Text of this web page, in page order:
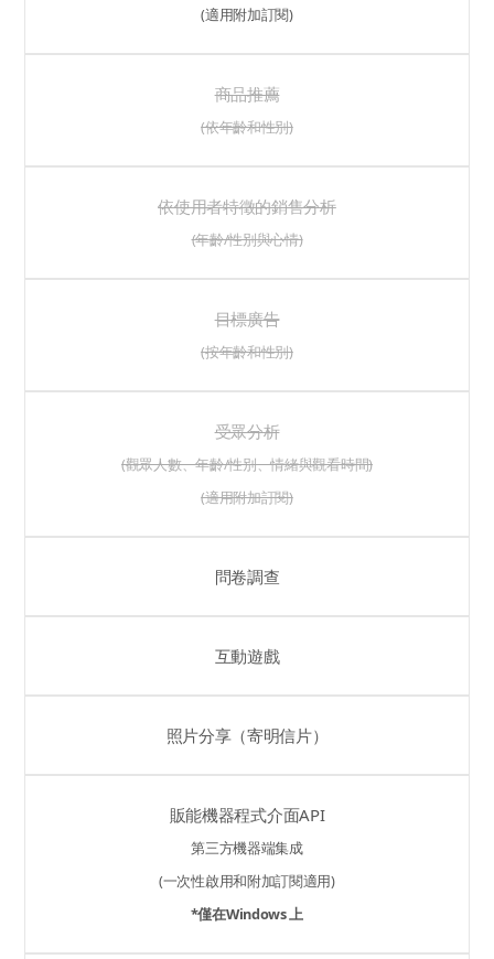
(適用附加訂閱)
商品推薦
(依年齡和性別)
依使用者特徵的銷售分析
(年齡/性別與心情)
目標廣告
(按年齡和性別)
受眾分析
(觀眾人數、年齡/性別、情緒與觀看時間)
(適用附加訂閱)
問卷調查
互動遊戲
照片分享（寄明信片）
販能機器程式介面API
第三方機器端集成
(一次性啟用和附加訂閱適用)
*僅在Windows 上